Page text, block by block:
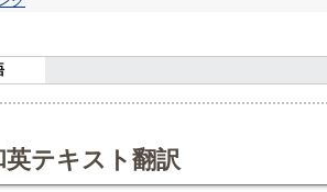
テキスト翻訳